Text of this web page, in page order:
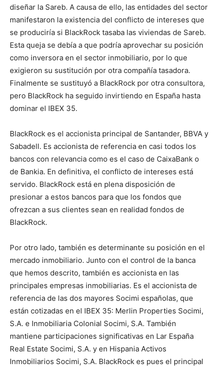
diseñar la Sareb. A causa de ello, las entidades del sector
manifestaron la existencia del conflicto de intereses que
se produciría si BlackRock tasaba las viviendas de Sareb.
Esta queja se debía a que podría aprovechar su posición
como inversora en el sector inmobiliario, por lo que
exigieron su sustitución por otra compañía tasadora.
Finalmente se sustituyó a BlackRock por otra consultora,
pero BlackRock ha seguido invirtiendo en España hasta
dominar el IBEX 35.
BlackRock es el accionista principal de Santander, BBVA y
Sabadell. Es accionista de referencia en casi todos los
bancos con relevancia como es el caso de CaixaBank o
de Bankia. En definitiva, el conflicto de intereses está
servido. BlackRock está en plena disposición de
presionar a estos bancos para que los fondos que
ofrezcan a sus clientes sean en realidad fondos de
BlackRock.
Por otro lado, también es determinante su posición en el
mercado inmobiliario. Junto con el control de la banca
que hemos descrito, también es accionista en las
principales empresas inmobiliarias. Es el accionista de
referencia de las dos mayores Socimi españolas, que
están cotizadas en el IBEX 35: Merlin Properties Socimi,
S.A. e Inmobiliaria Colonial Socimi, S.A. También
mantiene participaciones significativas en Lar España
Real Estate Socimi, S.A. y en Hispania Activos
Inmobiliarios Socimi, S.A. BlackRock es pues el principal